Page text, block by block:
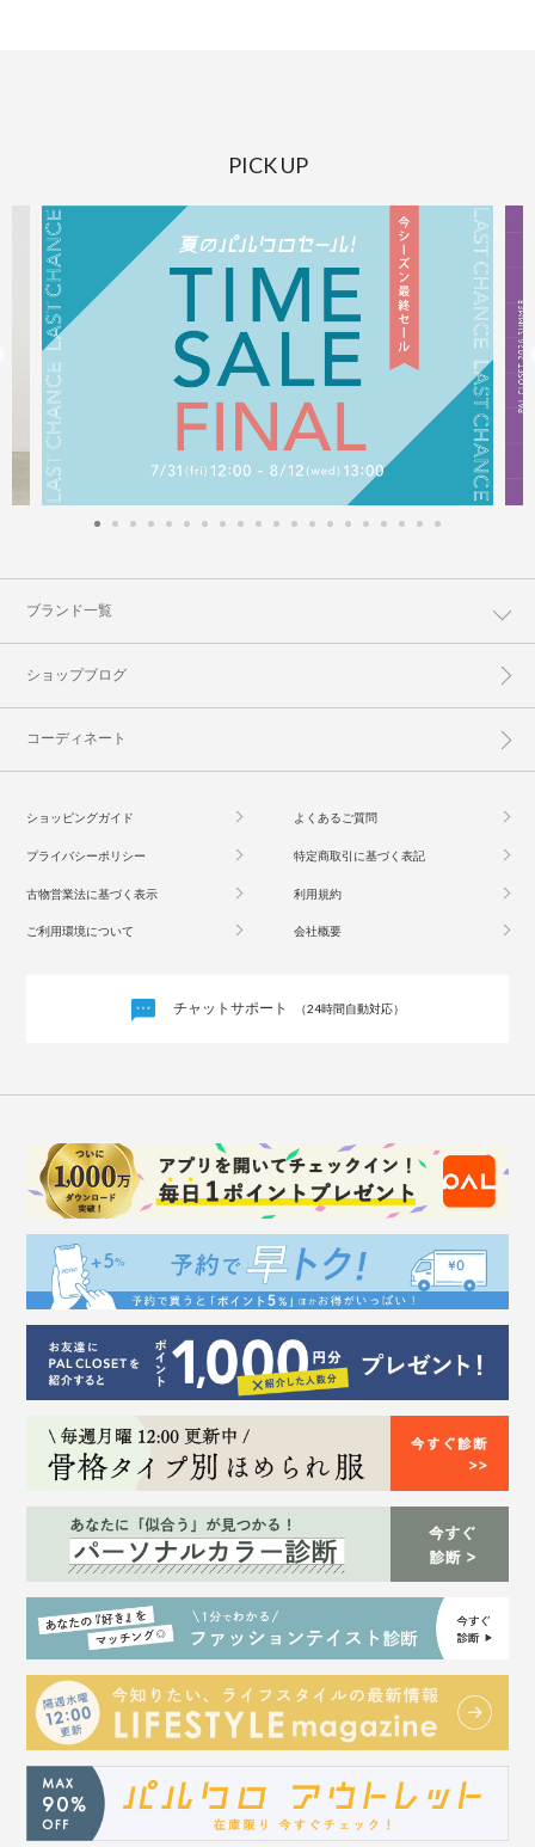
PICK UP
ブランド一覧
ショップブログ
コーディネート
ショッピングガイド よくあるご質問
プライバシーポリシー 特定商取引に基づく表記
古物営業法に基づく表示 利用規約
ご利用環境について 会社概要
チャットサポート （24時間自動対応）